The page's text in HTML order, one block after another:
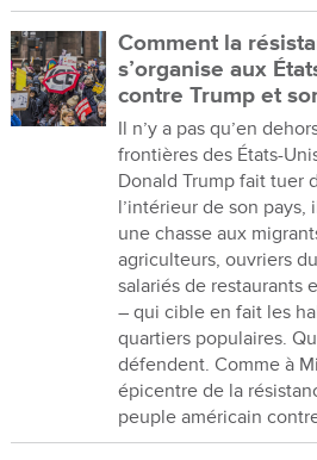
Comment la
s’organise aux
contre Trump et
Il n’y a pas qu’en
frontières des États-
Donald Trump fait tuer
l’intérieur de son pays,
une chasse aux
agriculteurs, ouvriers
salariés de restaurants
– qui cible en fait les
quartiers populaires.
défendent. Comme à
épicentre de la
peuple américain